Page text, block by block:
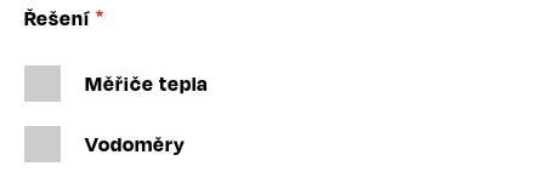
Řešení
Měřiče tepla
Vodoměry